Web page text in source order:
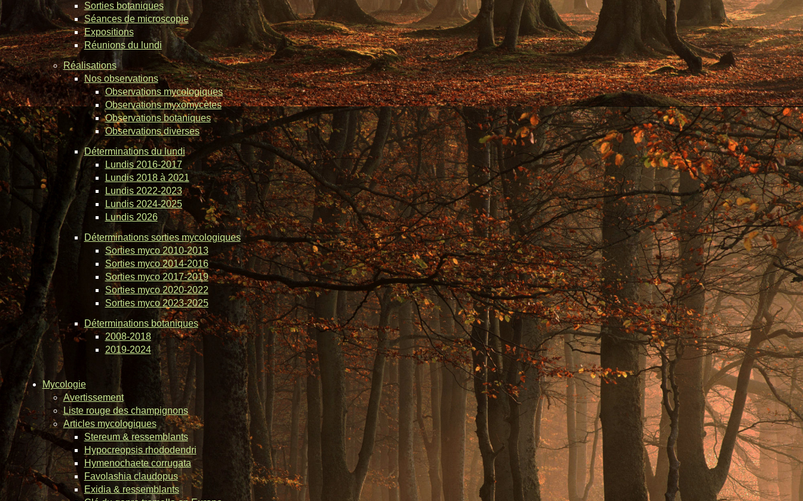
Sorties botaniques
Séances de microscopie
Expositions
Réunions du lundi
Réalisations
Nos observations
Observations mycologiques
Observations myxomycètes
Observations botaniques
Observations diverses
Déterminations du lundi
Lundis 2016-2017
Lundis 2018 à 2021
Lundis 2022-2023
Lundis 2024-2025
Lundis 2026
Déterminations sorties mycologiques
Sorties myco 2010-2013
Sorties myco 2014-2016
Sorties myco 2017-2019
Sorties myco 2020-2022
Sorties myco 2023-2025
Déterminations botaniques
2008-2018
2019-2024
Mycologie
Avertissement
Liste rouge des champignons
Articles mycologiques
Stereum & ressemblants
Hypocreopsis rhododendri
Hymenochaete corrugata
Favolashia claudopus
Exidia & ressemblants